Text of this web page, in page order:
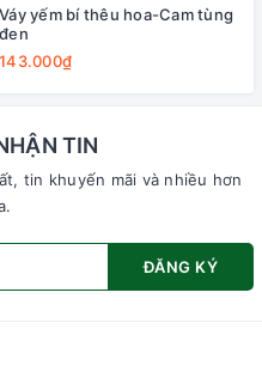
Váy yếm bí thêu hoa-Cam tùng
đen
143.000₫
TIN
tin khuyến mãi và nhiều hơn
ĐĂNG KÝ